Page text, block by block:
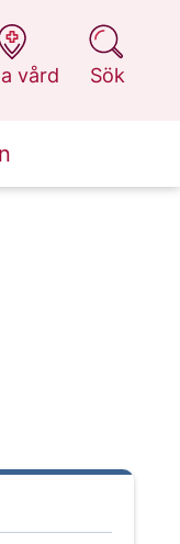
vård
Sök
på 1177.se